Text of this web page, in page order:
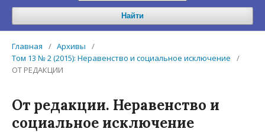
Найти
Главная / Архивы
/
Том 13 № 2 (2015): Неравенство и социальное исключение
/
ОТ РЕДАКЦИИ
От редакции. Неравенство и
социальное исключение